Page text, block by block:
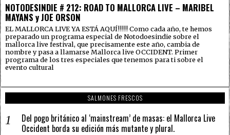
NOTODESINDIE # 212: ROAD TO MALLORCA LIVE – MARIBEL
MAYANS y JOE ORSON
EL MALLORCA LIVE YA ESTÁ AQUÍ!!!!! Como cada año, te hemos
preparado un programa especial de Notodoesindie sobre el
mallorca live festival, que precisamente este año, cambia de
nombre y pasa a llamarse Mallorca live OCCIDENT. Primer
programa de los tres especiales que tenemos para ti sobre el
evento cultural
SALMONES FRESCOS
Del pogo británico al ‘mainstream’ de masas: el Mallorca Live
Occident borda su edición más mutante y plural.